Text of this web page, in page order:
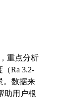
重点分析
Ra 3.2-
。数据来
助用户根